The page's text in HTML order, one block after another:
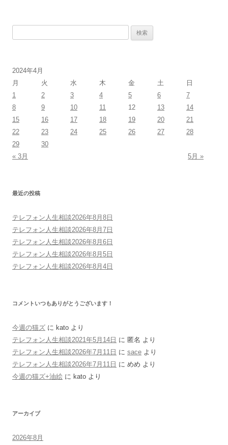
2024年4月
月
火 水 木 金 土
日
1
2 3 4 5 6
7
8
9 10 11 12 13
14
15
16 17 18 19 20
21
22
23 24 25 26 27
28
29
30
« 3月
5月 »
最近の投稿
テレフォン人生相談2026年8月8日
テレフォン人生相談2026年8月7日
テレフォン人生相談2026年8月6日
テレフォン人生相談2026年8月5日
テレフォン人生相談2026年8月4日
コメントいつもありがとうございます！
今週の猫ズ に kato より
テレフォン人生相談2021年5月14日 に 匿名 より
テレフォン人生相談2026年7月11日 に sace より
テレフォン人生相談2026年7月11日 に めめ より
今週の猫ズ+油絵 に kato より
アーカイブ
2026年8月